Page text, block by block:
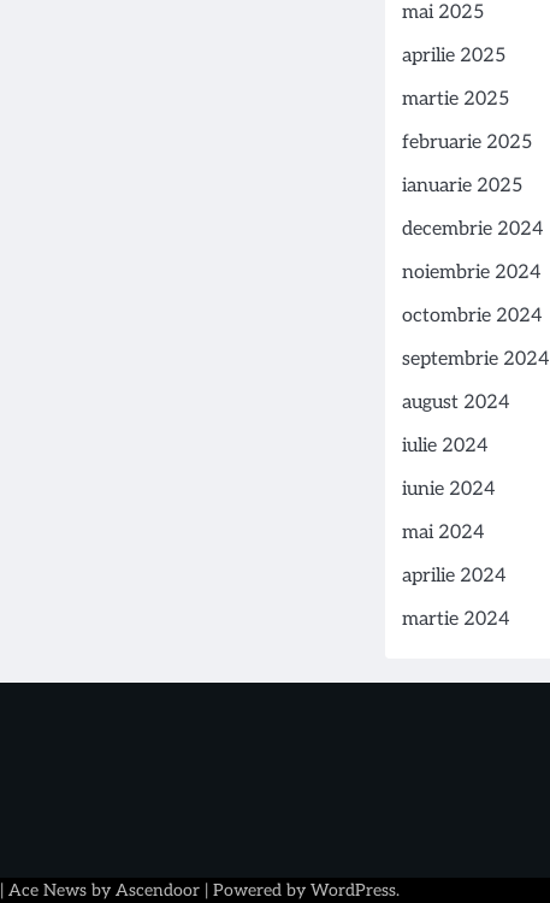
mai 2025
aprilie 2025
martie 2025
februarie 2025
ianuarie 2025
decembrie 2024
noiembrie 2024
octombrie 2024
septembrie 2024
august 2024
iulie 2024
iunie 2024
mai 2024
aprilie 2024
martie 2024
| Ace News by Ascendoor | Powered by WordPress.